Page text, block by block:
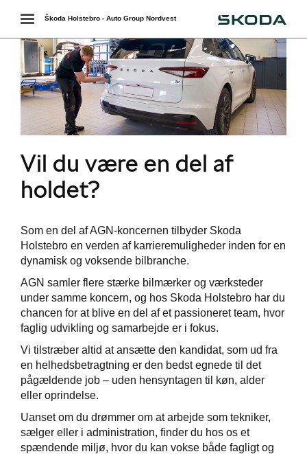
Toggle
navigation
Škoda Holstebro - Auto Group Nordvest
Vil du være en del af
holdet?
Som en del af AGN-koncernen tilbyder Skoda
Holstebro en verden af karrieremuligheder inden for en
dynamisk og voksende bilbranche.
AGN samler flere stærke bilmærker og værksteder
under samme koncern, og hos Skoda Holstebro har du
chancen for at blive en del af et passioneret team, hvor
faglig udvikling og samarbejde er i fokus.
Vi tilstræber altid at ansætte den kandidat, som ud fra
en helhedsbetragtning er den bedst egnede til det
pågældende job – uden hensyntagen til køn, alder
eller oprindelse.
Uanset om du drømmer om at arbejde som tekniker,
sælger eller i administration, finder du hos os et
spændende miljø, hvor du kan vokse både fagligt og